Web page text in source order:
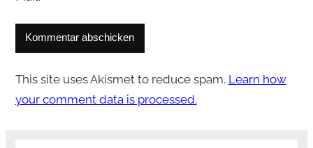
This site uses Akismet to reduce spam. Learn how
your comment data is processed.